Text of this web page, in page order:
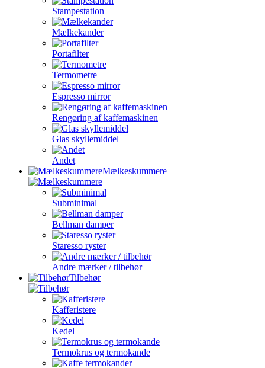
Stampestation
Mælkekander
Portafilter
Termometre
Espresso mirror
Rengøring af kaffemaskinen
Glas skyllemiddel
Andet
Mælkeskummere
Subminimal
Bellman damper
Staresso ryster
Andre mærker / tilbehør
Tilbehør
Kafferistere
Kedel
Termokrus og termokande